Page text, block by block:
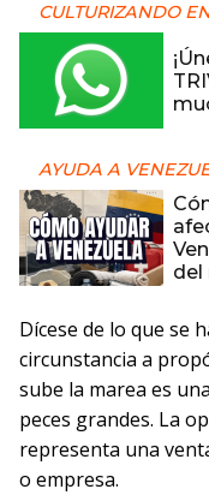
CULTURIZANDO
AYUDA A
del
Dícese de lo que se
circunstancia a
sube la marea es
peces grandes. La
representa una
o empresa.